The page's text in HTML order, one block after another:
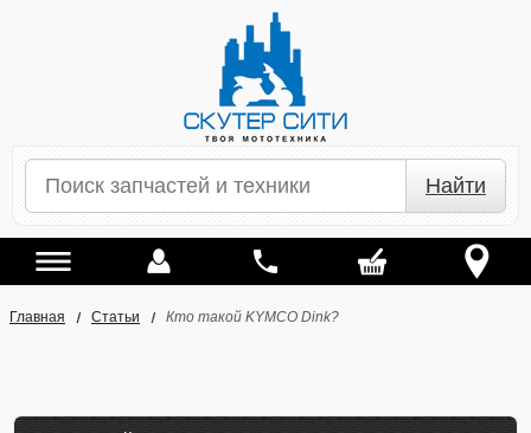
Найти
Главная Статьи Кто такой KYMCO Dink?